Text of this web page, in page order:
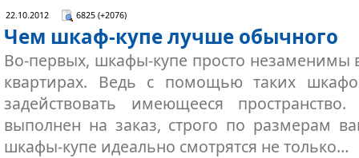
22.10.2012 6825 (+2076)
Чем шкаф-купе лучше обычного
Во-первых, шкафы-купе просто незаменимы
квартирах. Ведь с помощью таких
задействовать имеющееся
выполнен на заказ, строго по размерам
шкафы-купе идеально смотрятся не только…